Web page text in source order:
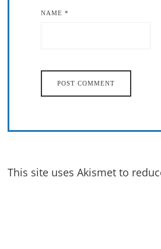
NAME *
This site uses Akismet to